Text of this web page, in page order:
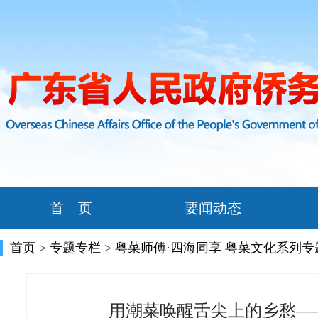
首 页 要闻动态
首页 > 专题专栏 > 粤菜师傅·四海同享 粤菜文化系列专
用潮菜唤醒舌尖上的乡愁